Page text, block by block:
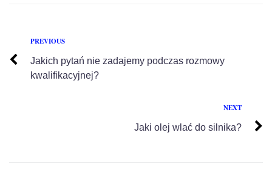
PREVIOUS
Jakich pytań nie zadajemy podczas rozmowy
kwalifikacyjnej?
NEXT
Jaki olej wlać do silnika?